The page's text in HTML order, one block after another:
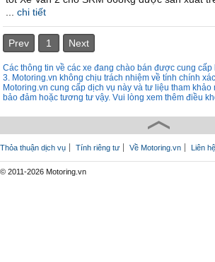
chi tiết
Prev 1 Next
Các thông tin về các xe đang chào bán được cung
3. Motoring.vn không chịu trách nhiệm về tính chính
Motoring.vn cung cấp dịch vụ này và tư liệu tham
bảo đảm hoặc tương tư vậy. Vui lòng xem thêm điều
Thỏa thuận dịch vụ Tính riêng tư Về Motoring.vn Liên hệ
© 2011-2026 Motoring.vn